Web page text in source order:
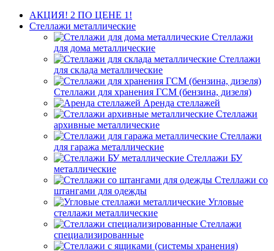
АКЦИЯ! 2 ПО ЦЕНЕ 1!
Стеллажи металлические
Стеллажи
для дома металлические
Стеллажи
для склада металлические
Стеллажи для хранения ГСМ (бензина, дизеля)
Аренда стеллажей
Стеллажи
архивные металлические
Стеллажи
для гаража металлические
Стеллажи БУ
металлические
Стеллажи со
штангами для одежды
Угловые
стеллажи металлические
Стеллажи
специализированные